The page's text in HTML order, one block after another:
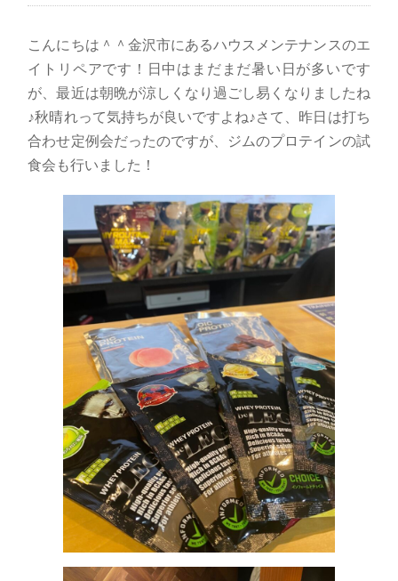
こんにちは＾＾金沢市にあるハウスメンテナンスのエ
イトリペアです！日中はまだまだ暑い日が多いです
が、最近は朝晩が涼しくなり過ごし易くなりましたね
♪秋晴れって気持ちが良いですよね♪さて、昨日は打ち
合わせ定例会だったのですが、ジムのプロテインの試
食会も行いました！